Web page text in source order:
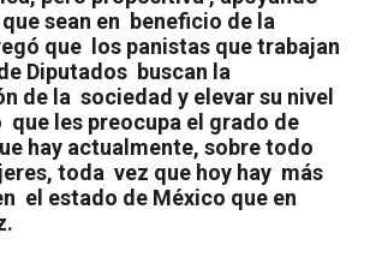
sean en beneficio de la
que
los panistas que trabajan
Diputados buscan la
de la sociedad y elevar su nivel
que les preocupa el grado de
hay actualmente, sobre todo
toda vez que hoy hay más
el estado de México que en